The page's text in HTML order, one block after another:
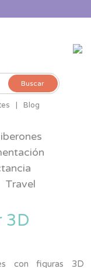
Buscar
Blog
Travel
3D
con figuras 3D